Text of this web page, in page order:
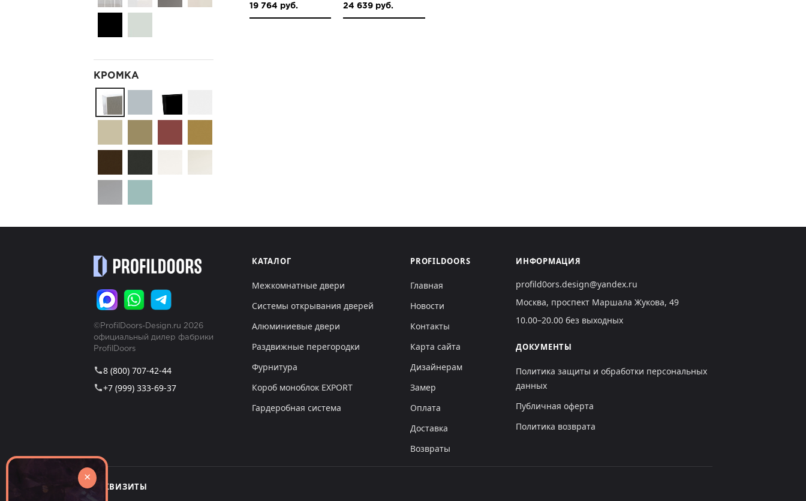
КРОМКА
19 764 руб.
24 639 руб.
©ProfilDoors-Design.ru 2026
официальный дилер фабрики
ProfilDoors
call8 (800) 707-42-44
call+7 (999) 333-69-37
КАТАЛОГ
Межкомнатные двери
Системы открывания дверей
Алюминиевые двери
Раздвижные перегородки
Фурнитура
Короб моноблок EXPORT
Гардеробная система
PROFILDOORS
Главная
Новости
Контакты
Карта сайта
Дизайнерам
Замер
Оплата
Доставка
Возвраты
ИНФОРМАЦИЯ
profild0ors.design@yandex.ru
Москва, проспект Маршала Жукова, 49
10.00–20.00 без выходных
ДОКУМЕНТЫ
Политика защиты и обработки персональных
данных
Публичная оферта
Политика возврата
РЕКВИЗИТЫ
×